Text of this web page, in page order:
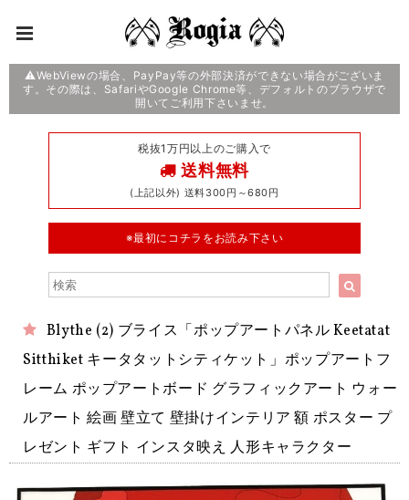
⚠️WebViewの場合、PayPay等の外部決済ができない場合がございま
す。その際は、SafariやGoogle Chrome等、デフォルトのブラウザで
開いてご利用下さいませ。
税抜1万円以上のご購入で
送料無料
(上記以外) 送料300円～680円
※最初にコチラをお読み下さい
Blythe (2) ブライス「ポップアートパネル Keetatat
Sitthiket キータタットシティケット」ポップアートフ
レーム ポップアートボード グラフィックアート ウォー
ルアート 絵画 壁立て 壁掛けインテリア 額 ポスター プ
レゼント ギフト インスタ映え 人形キャラクター